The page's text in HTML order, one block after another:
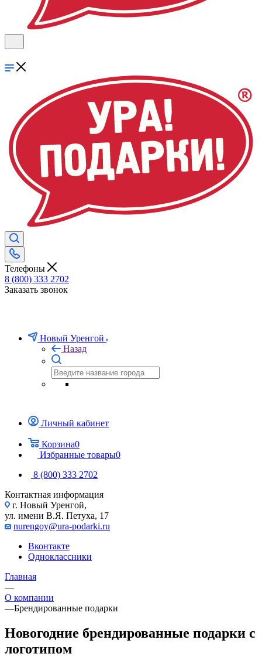
Телефоны
8 (800) 333 2702
Заказать звонок
Новый Уренгой
Назад
Личный кабинет
Корзина0
Избранные товары0
8 (800) 333 2702
Контактная информация
г. Новый Уренгой,
ул. имени В.Я. Петуха, 17
nurengoy@ura-podarki.ru
Вконтакте
Одноклассники
Главная
—
О компании
—Брендированные подарки
Новогодние брендированные подарки с
логотипом